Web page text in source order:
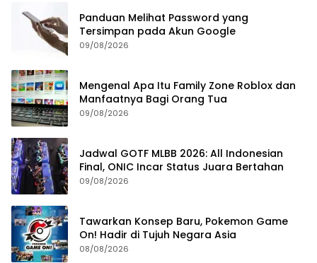
Panduan Melihat Password yang
Tersimpan pada Akun Google
09/08/2026
Mengenal Apa Itu Family Zone Roblox dan
Manfaatnya Bagi Orang Tua
09/08/2026
Jadwal GOTF MLBB 2026: All Indonesian
Final, ONIC Incar Status Juara Bertahan
09/08/2026
Tawarkan Konsep Baru, Pokemon Game
On! Hadir di Tujuh Negara Asia
08/08/2026